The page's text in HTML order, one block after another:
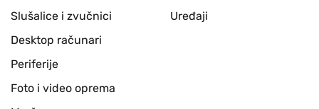
Slušalice i zvučnici
Desktop računari
Periferije
Foto i video oprema
Uređaji